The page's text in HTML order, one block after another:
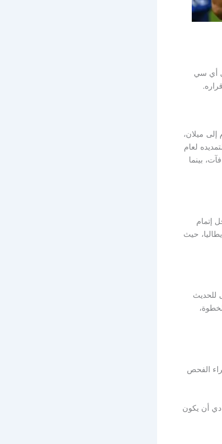
أي سي
إلى ميلان،
لعام
ذلك المكافآت، بينما
من أجل إتمام
حيث
للحديث
وبعدها يمكن إجراء الفحص
أن يكون